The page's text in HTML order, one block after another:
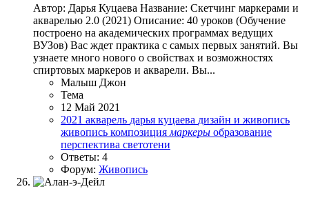
Автор: Дарья Куцаева Название: Скетчинг маркерами и
акварелью 2.0 (2021) Описание: 40 уроков (Обучение
построено на академических программах ведущих
ВУЗов) Вас ждет практика с самых первых занятий. Вы
узнаете много нового о свойствах и возможностях
спиртовых маркеров и акварели. Вы...
Малыш Джон
Тема
12 Май 2021
2021 акварель дарья куцаева дизайн и живопись
живопись композиция маркеры образование
перспектива светотени
Ответы: 4
Форум: Живопись